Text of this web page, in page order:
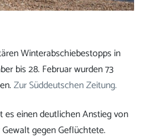
Winterabschiebestopps in
bis 28. Februar wurden 73
Zur Süddeutschen Zeitung.
es einen deutlichen Anstieg von
gegen Geflüchtete.